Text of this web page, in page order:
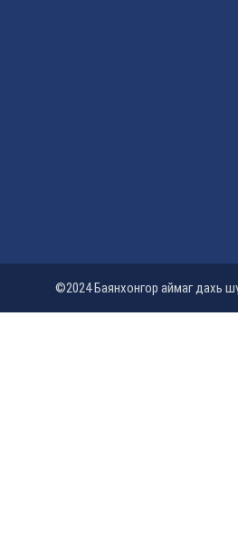
©2024 Баянхонгор аймаг дахь